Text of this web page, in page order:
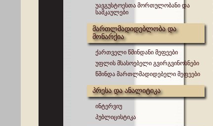
უავგუსტოესთა მორთულობანი და
სამკაულები
მართლმადიდებლობა და
მონარქია
ქართველი წმინდანი მეფეები
უფლის მსასოებელი გვირგვინოსნები
წმინდა მართლმადიდებელი მეფეები
პრესა და ანალიტიკა
ინტერვიუ
პუბლიცისტიკა